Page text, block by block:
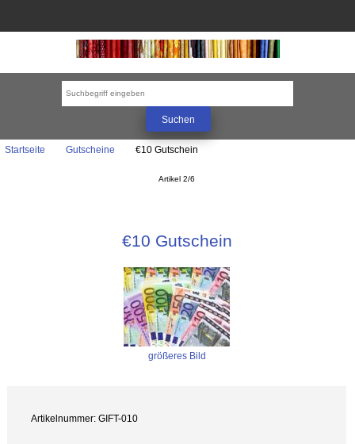
Startseite Gutscheine €10 Gutschein
Artikel 2/6
€10 Gutschein
größeres Bild
Artikelnummer: GIFT-010